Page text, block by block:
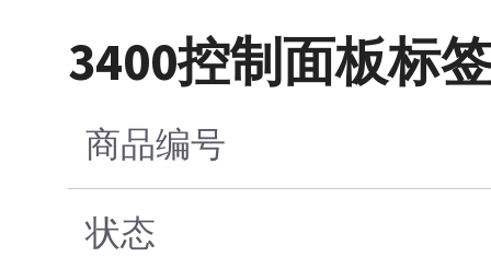
3400控制面板标
商品编号
状态